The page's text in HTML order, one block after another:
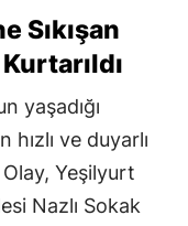
Sıkışan
yaşadığı
ve duyarlı
Yeşilyurt
Nazlı Sokak